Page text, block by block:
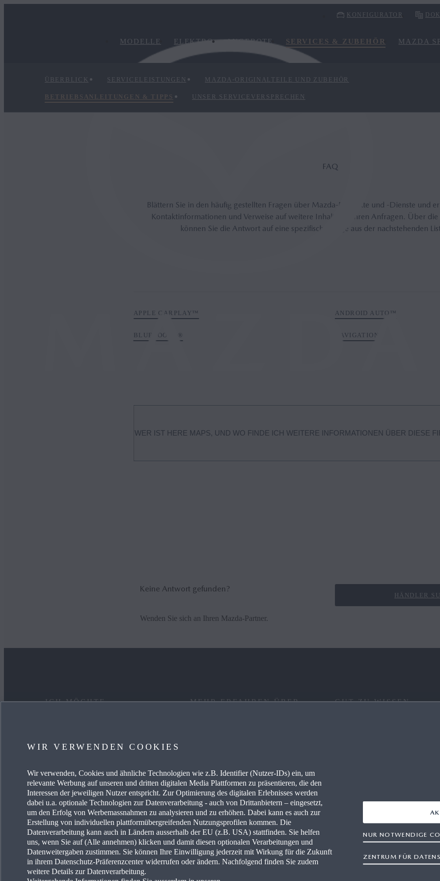
KONFIGURATOR
MODELLE ELEKTRO ANGEBOTE SERVICES & ZUBEHÖR MAZDA
ÜBERBLICK SERVICELEISTUNGEN MAZDA-ORIGINALTEILE UND ZUBEHÖR
BETRIEBSANLEITUNGEN & TIPPS UNSER SERVICEVERSPRECHEN
FAQ
Blättern Sie in den häufig gestellten Fragen über Mazda-Produkte und -Dienste und
Kontaktinformationen und Verweise auf weitere Inhalte zu Ihren Anfragen. Über die
können Sie die Antwort auf eine spezifische Frage aus der nachstehenden
APPLE CARPLAY™ ANDROID AUTO™
BLUETOOTH® NAVIGATION
WER IST HERE MAPS, UND WO FINDE ICH WEITERE INFORMATIONEN ÜBER DIESE
Keine Antwort gefunden?
Wenden Sie sich an Ihren Mazda-Partner.
HÄNDLER
ICH MÖCHTE
MEIN AUTO PFLEGEN
HÄNDLER SUCHEN
MEHR ERFAHREN ÜBER
AKTUELLES
MAZDA-PRESSEPORTAL
MAZDA-HÄNDLER WERDEN
FREIE WERKSTÄTTEN
GUT ZU WISSEN
WIR VERWENDEN COOKIES
Wir verwenden, Cookies und ähnliche Technologien wie z.B. Identifier (Nutzer-IDs) ein, um
relevante Werbung auf unseren und dritten digitalen Media Plattformen zu präsentieren, die den
Interessen der jeweiligen Nutzer entspricht. Zur Optimierung des digitalen Erlebnisses werden
dabei u.a. optionale Technologien zur Datenverarbeitung - auch von Drittanbietern – eingesetzt,
um den Erfolg von Werbemassnahmen zu analysieren und zu erhöhen. Dabei kann es auch zur
Erstellung von individuellen plattformübergreifenden Nutzungsprofilen kommen. Die
Datenverarbeitung kann auch in Ländern ausserhalb der EU (z.B. USA) stattfinden. Sie helfen
uns, wenn Sie auf (Alle annehmen) klicken und damit diesen optionalen Verarbeitungen und
Datenweitergaben zustimmen. Sie können Ihre Einwilligung jederzeit mit Wirkung für die Zukunft
in ihrem Datenschutz-Präferenzcenter widerrufen oder ändern. Nachfolgend finden Sie zudem
weitere Details zur Datenverarbeitung.
ZENTRUM FÜR
NUR NOTWENDIGE